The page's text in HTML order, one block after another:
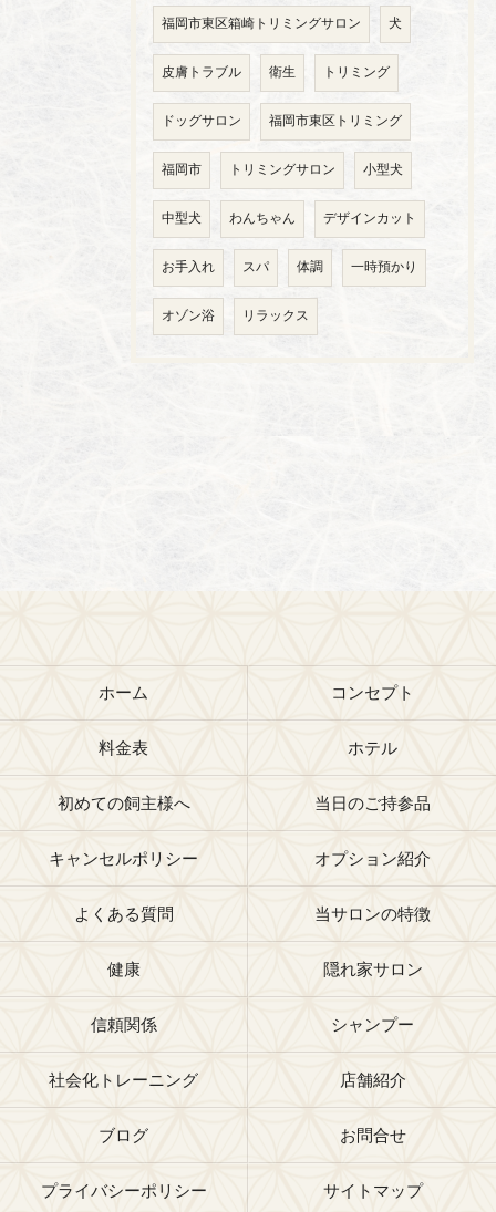
福岡市東区箱崎トリミングサロン 犬
皮膚トラブル 衛生 トリミング
ドッグサロン 福岡市東区トリミング
福岡市 トリミングサロン 小型犬
中型犬 わんちゃん デザインカット
お手入れ スパ 体調 一時預かり
オゾン浴 リラックス
ホーム コンセプト
料金表 ホテル
初めての飼主様へ 当日のご持参品
キャンセルポリシー オプション紹介
よくある質問 当サロンの特徴
健康 隠れ家サロン
信頼関係 シャンプー
社会化トレーニング 店舗紹介
ブログ お問合せ
プライバシーポリシー サイトマップ